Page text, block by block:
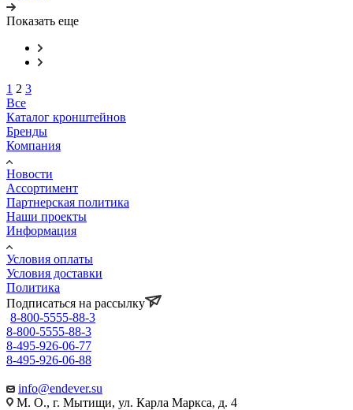
Показать еще
1 2 3
Все
Каталог кронштейнов
Бренды
Компания
Новости
Ассортимент
Партнерская политика
Наши проекты
Информация
Условия оплаты
Условия доставки
Политика
Подписаться на рассылку
8-800-5555-88-3
8-800-5555-88-3
8-495-926-06-77
8-495-926-06-88
info@endever.su
М. О., г. Мытищи, ул. Карла Маркса, д. 4